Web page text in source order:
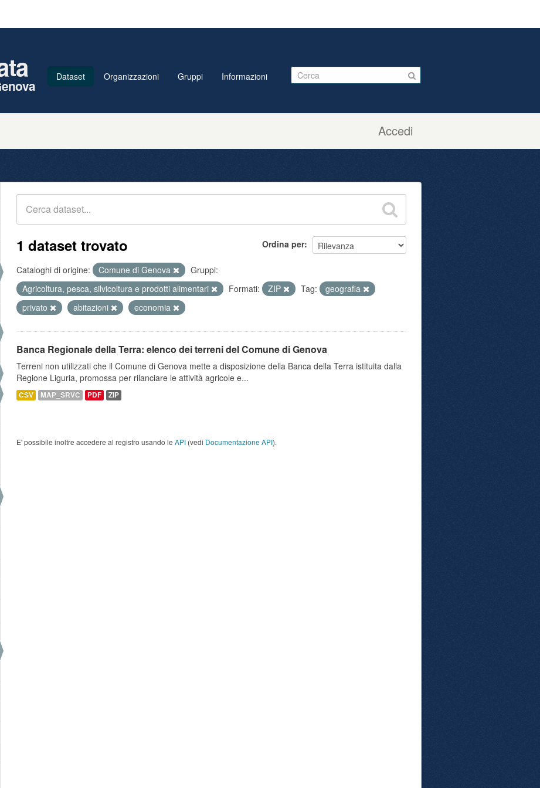
Accedi
Dataset Organizzazioni Gruppi Informazioni
Ordina per
1 dataset trovato
Cataloghi di origine: Comune di Genova
Gruppi:
Agricoltura, pesca, silvicoltura e prodotti alimentari
Formati: ZIP Tag:
geografia
privato
abitazioni economia
Banca Regionale della Terra: elenco dei terreni del Comune di Genova
Terreni non utilizzati che il Comune di Genova mette a disposizione della Banca della Terra istituita dalla
Regione Liguria, promossa per rilanciare le attività agricole e...
CSV MAP_SRVC PDF ZIP
E' possibile inoltre accedere al registro usando le API (vedi Documentazione API).